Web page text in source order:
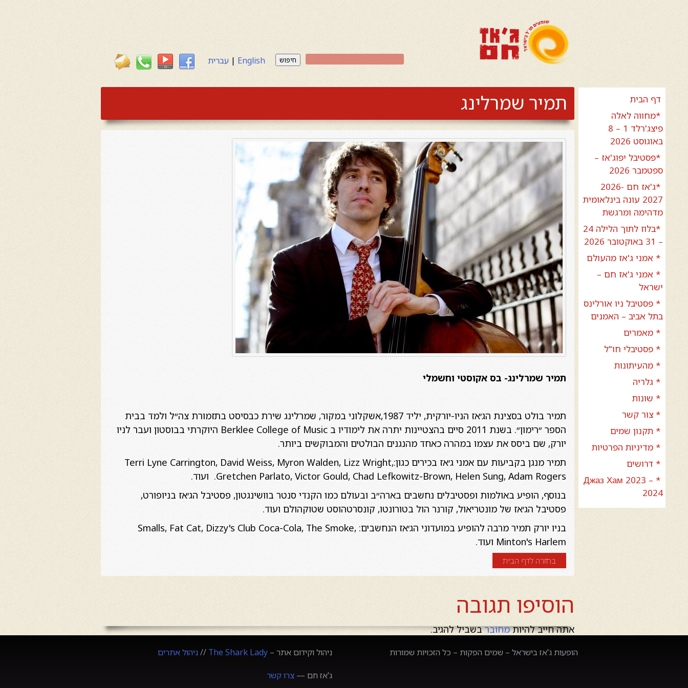
English
|עברית חיפוש
דף הבית
*מחווה לאלה
פיצג'רלד 1 – 8
באוגוסט 2026
*פסטיבל יפוג'אז –
ספטמבר 2026
*ג'אז חם 2026-
2027 עונה בינלאומית
מדהימה ומרגשת
*בלוז לתוך הלילה 24
– 31 באוקטובר 2026
* אמני ג'אז מהעולם
* אמני ג'אז חם –
ישראל
* פסטיבל ניו אורלינס
בתל אביב – האמנים
* מאמרים
* פסטיבלי חו"ל
* מהעיתונות
* גלריה
* שונות
* צור קשר
* תקנון שמים
* מדיניות הפרטיות
* דרושים
* Джаз Хам 2023 –
2024
תמיר שמרלינג
תמיר שמרלינג- בס אקוסטי וחשמלי
תמיר בולט בסצינת הג׳אז הניו-יורקית, יליד 1987,אשקלוני במקור, שמרלינג שירת כבסיסט בתזמורת צה״ל ולמד בבית
הספר ״רימון״. בשנת 2011 סיים בהצטיינות יתרה את לימודיו ב Berklee College of Music היוקרתי בבוסטון ועבר לניו
יורק, שם ביסס את עצמו במהרה כאחד מהנגנים הבולטים והמבוקשים ביותר.
תמיר מנגן בקביעות עם אמני ג׳אז בכירים כגון:Terri Lyne Carrington, David Weiss, Myron Walden, Lizz Wright,
Gretchen Parlato, Victor Gould, Chad Lefkowitz-Brown, Helen Sung, Adam Rogers. ועוד.
בנוסף, הופיע באולמות ופסטיבלים נחשבים בארה״ב ובעולם כמו הקנדי סנטר בוושינגטון, פסטיבל הג׳אז בניופורט,
פסטיבל הג׳אז של מונטריאול, קורנר הול בטורונטו, קונסרטהוסט שטוקהולם ועוד.
בניו יורק תמיר מרבה להופיע במועדוני הג׳אז הנחשבים: Smalls, Fat Cat, Dizzy's Club Coca-Cola, The Smoke,
Minton's Harlem ועוד.
בחזרה לדף הבית
הוסיפו תגובה
אתה חייב להיותמחוברבשביל להגיב.
ניהול וקידום אתר – The Shark Lady
//ניהול אתרים
ג'אז חם — צרו קשר
הופעות ג'אז בישראל – שמים הפקות – כל הזכויות שמורות